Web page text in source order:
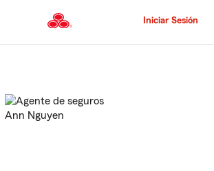
al
principal
Iniciar Sesión